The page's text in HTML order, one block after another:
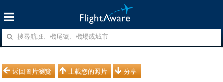
返回圖片瀏覽 上載您的照片 分享